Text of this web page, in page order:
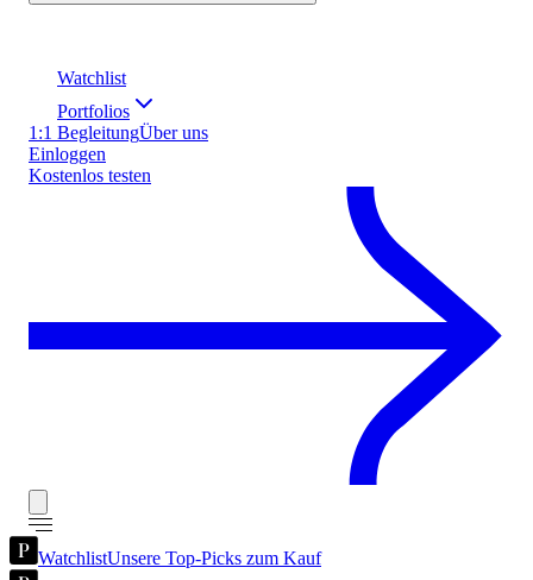
Watchlist
Portfolios
1:1 BegleitungÜber uns
Einloggen
Kostenlos testen
WatchlistUnsere Top-Picks zum Kauf